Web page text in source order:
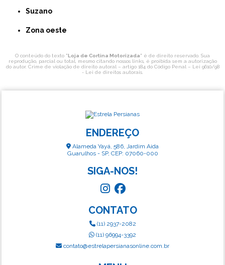
Suzano
Zona oeste
O conteúdo do texto "Loja de Cortina Motorizada" é de direito reservado. Sua
reprodução, parcial ou total, mesmo citando nossos links, é proibida sem a autorização
do autor. Crime de violação de direito autoral – artigo 184 do Código Penal – Lei 9610/98
- Lei de direitos autorais
ENDEREÇO
Alameda Yayá, 586, Jardim Aida
Guarulhos - SP, CEP: 07060-000
SIGA-NOS!
CONTATO
(11) 2937-2082
(11) 96994-3392
contato@estrelapersianasonline.com.br